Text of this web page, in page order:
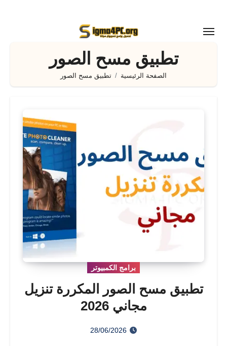
المحتوى
تطبيق مسح الصور
الصفحة الرئيسية تطبيق مسح الصور
برامج الكمبيوتر
تطبيق مسح الصور المكررة تنزيل
مجاني 2026
28/06/2026